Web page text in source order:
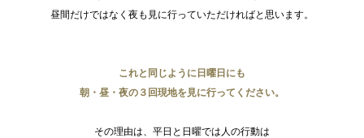
昼間だけではなく夜も見に行っていただければと思います。
これと同じように日曜日にも
朝・昼・夜の３回現地を見に行ってください。
その理由は、平日と日曜では人の行動は